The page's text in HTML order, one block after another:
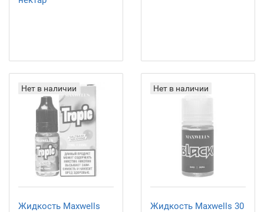
Нет в наличии
Жидкость Maxwells
Нет в наличии
Жидкость Maxwells 30